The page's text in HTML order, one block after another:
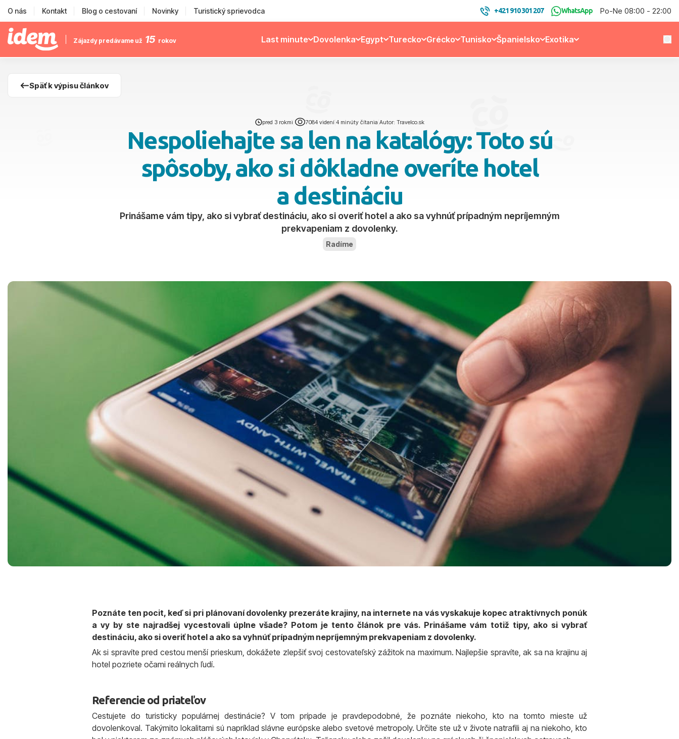
O nás Kontakt Blog o cestovaní Novinky Turistický sprievodca +421 910 301 207 WhatsApp Po-Ne 08:00 - 22:00
Zájazdy predávame už 15 rokov Last minute Dovolenka Egypt Turecko Grécko Tunisko Španielsko Exotika
Späť k výpisu článkov
pred 3 rokmi 7084 videní| 4 minúty čítania Autor: Travelco.sk
Nespoliehajte sa len na katalógy: Toto sú
spôsoby, ako si dôkladne overíte hotel
a destináciu
Prinášame vám tipy, ako si vybrať destináciu, ako si overiť hotel a ako sa vyhnúť prípadným nepríjemným
prekvapeniam z dovolenky.
Radíme
Poznáte ten pocit, keď si pri plánovaní dovolenky prezeráte krajiny, na internete na vás vyskakuje kopec atraktívnych ponúk
a vy by ste najradšej vycestovali úplne všade? Potom je tento článok pre vás. Prinášame vám totiž tipy, ako si vybrať
destináciu, ako si overiť hotel a ako sa vyhnúť prípadným nepríjemným prekvapeniam z dovolenky.
Ak si spravíte pred cestou menší prieskum, dokážete zlepšiť svoj cestovateľský zážitok na maximum. Najlepšie spravíte, ak sa na krajinu aj
hotel pozriete očami reálnych ľudí.
Referencie od priateľov
Cestujete do turisticky populárnej destinácie? V tom prípade je pravdepodobné, že poznáte niekoho, kto na tomto mieste už
dovolenkoval. Takýmito lokalitami sú napríklad slávne európske alebo svetové metropoly. Určite ste už v živote natrafili aj na niekoho, kto